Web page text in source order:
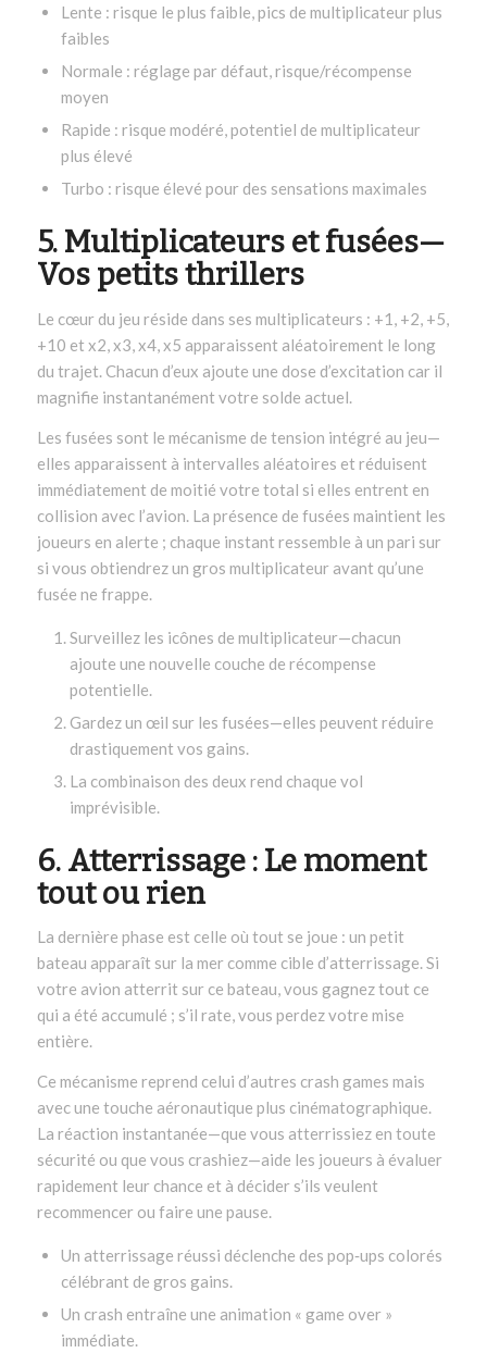
Lente : risque le plus faible, pics de multiplicateur plus
faibles
Normale : réglage par défaut, risque/récompense
moyen
Rapide : risque modéré, potentiel de multiplicateur
plus élevé
Turbo : risque élevé pour des sensations maximales
5. Multiplicateurs et fusées—
Vos petits thrillers
Le cœur du jeu réside dans ses multiplicateurs : +1, +2, +5,
+10 et x2, x3, x4, x5 apparaissent aléatoirement le long
du trajet. Chacun d’eux ajoute une dose d’excitation car il
magnifie instantanément votre solde actuel.
Les fusées sont le mécanisme de tension intégré au jeu—
elles apparaissent à intervalles aléatoires et réduisent
immédiatement de moitié votre total si elles entrent en
collision avec l’avion. La présence de fusées maintient les
joueurs en alerte ; chaque instant ressemble à un pari sur
si vous obtiendrez un gros multiplicateur avant qu’une
fusée ne frappe.
Surveillez les icônes de multiplicateur—chacun
ajoute une nouvelle couche de récompense
potentielle.
Gardez un œil sur les fusées—elles peuvent réduire
drastiquement vos gains.
La combinaison des deux rend chaque vol
imprévisible.
6. Atterrissage : Le moment
tout ou rien
La dernière phase est celle où tout se joue : un petit
bateau apparaît sur la mer comme cible d’atterrissage. Si
votre avion atterrit sur ce bateau, vous gagnez tout ce
qui a été accumulé ; s’il rate, vous perdez votre mise
entière.
Ce mécanisme reprend celui d’autres crash games mais
avec une touche aéronautique plus cinématographique.
La réaction instantanée—que vous atterrissiez en toute
sécurité ou que vous crashiez—aide les joueurs à évaluer
rapidement leur chance et à décider s’ils veulent
recommencer ou faire une pause.
Un atterrissage réussi déclenche des pop‑ups colorés
célébrant de gros gains.
Un crash entraîne une animation « game over »
immédiate.